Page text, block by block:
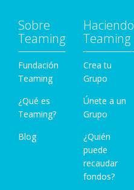
Sobre
Teaming
Fundación
Teaming
¿Qué es
Teaming?
Blog
Haciendo
Teaming
Crea tu
Grupo
Únete a un
Grupo
¿Quién
puede
recaudar
fondos?